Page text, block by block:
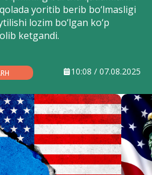
yoritib berib bo‘lmasligi
lozim bo‘lgan ko‘p
ketgandi.
10:08 / 07.08.2025